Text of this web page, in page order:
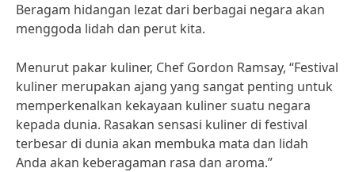
Beragam hidangan lezat dari berbagai negara akan
menggoda lidah dan perut kita.
Menurut pakar kuliner, Chef Gordon Ramsay, “Festival
kuliner merupakan ajang yang sangat penting untuk
memperkenalkan kekayaan kuliner suatu negara
kepada dunia. Rasakan sensasi kuliner di festival
terbesar di dunia akan membuka mata dan lidah
Anda akan keberagaman rasa dan aroma.”